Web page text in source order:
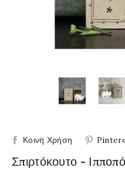
Κοινή Χρήση
Σπιρτόκουτο -